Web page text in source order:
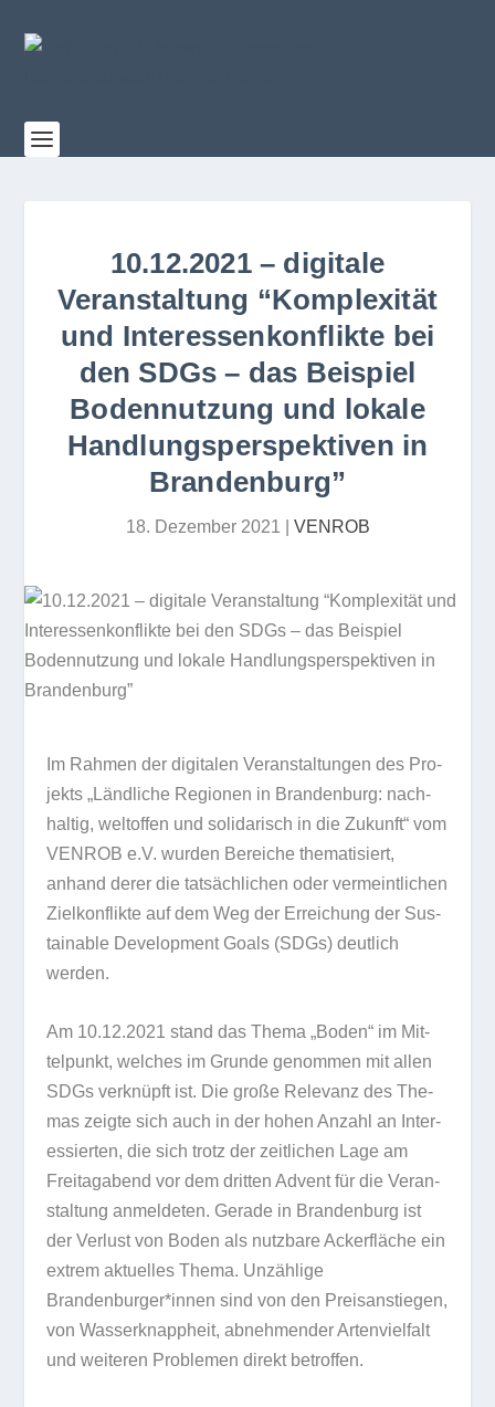
10.12.2021 – digitale
Veranstaltung “Komplexität
und Interessenkonflikte bei
den SDGs – das Beispiel
Bodennutzung und lokale
Handlungsperspektiven in
Brandenburg”
18. Dezember 2021 VENROB
Im Rah­men der digi­ta­len Ver­an­stal­tun­gen des Pro­
jekts „Länd­li­che Regio­nen in Bran­den­burg: nach­
hal­tig, welt­of­fen und soli­da­risch in die Zukunft“ vom
VENROB e.V. wur­den Berei­che the­ma­ti­siert,
anhand derer die tat­säch­li­chen oder ver­meint­li­chen
Ziel­kon­flikte auf dem Weg der Errei­chung der Sus­
tainable Deve­lo­p­ment Goals (SDGs) deut­lich
werden.
Am 10.12.2021 stand das Thema „Boden“ im Mit­
tel­punkt, wel­ches im Grunde genom­men mit allen
SDGs ver­knüpft ist. Die große Rele­vanz des The­
mas zeigte sich auch in der hohen Anzahl an Inter­
es­sier­ten, die sich trotz der zeit­li­chen Lage am
Frei­tag­abend vor dem drit­ten Advent für die Ver­an­
stal­tung anmel­de­ten. Gerade in Bran­den­burg ist
der Ver­lust von Boden als nutz­bare Acker­flä­che ein
extrem aktu­el­les Thema. Unzäh­lige
Brandenburger*innen sind von den Preis­an­stie­gen,
von Was­ser­knapp­heit, abneh­men­der Arten­viel­falt
und wei­te­ren Pro­ble­men direkt betroffen.